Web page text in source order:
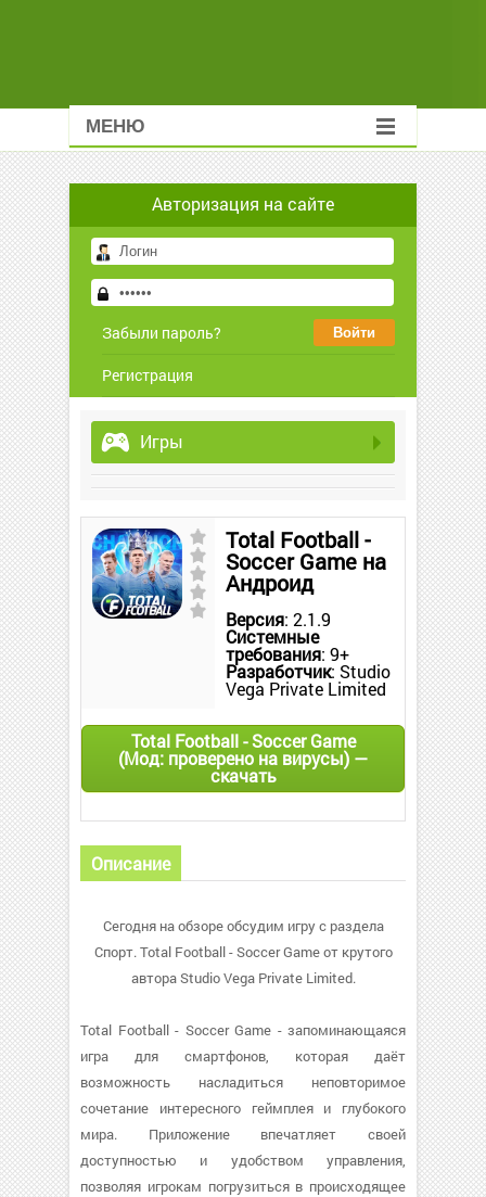
МЕНЮ
Авторизация на сайте
Забыли пароль?
Регистрация
Игры
Total Football -
Soccer Game на
Андроид
Версия: 2.1.9
Системные
требования: 9+
Разработчик: Studio
Vega Private Limited
Total Football - Soccer Game
(Мод: проверено на вирусы) —
скачать
Описание
Сегодня на обзоре обсудим игру с раздела
Спорт. Total Football - Soccer Game от крутого
автора Studio Vega Private Limited.
Total Football - Soccer Game - запоминающаяся
игра для смартфонов, которая даёт
возможность насладиться неповторимое
сочетание интересного геймплея и глубокого
мира. Приложение впечатляет своей
доступностью и удобством управления,
позволяя игрокам погрузиться в происходящее